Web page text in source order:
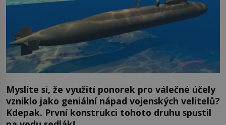
Myslíte si, že využití ponorek pro válečné účely
vzniklo jako geniální nápad vojenských velitelů?
Kdepak. První konstrukci tohoto druhu spustil